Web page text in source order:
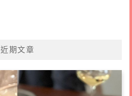
近期文章